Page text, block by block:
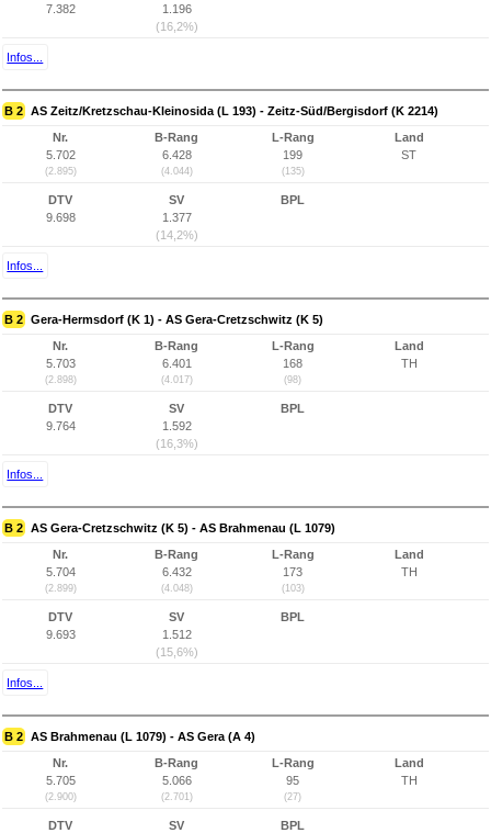
7.382
1.196
(16,2%)
Infos...
B 2 AS Zeitz/Kretzschau-Kleinosida (L 193) - Zeitz-Süd/Bergisdorf (K 2214)
Nr.
5.702
(2.895)
B-Rang
6.428
(4.044)
L-Rang
199
(135)
Land
ST
DTV
9.698
SV
1.377
(14,2%)
BPL
Infos...
B 2 Gera-Hermsdorf (K 1) - AS Gera-Cretzschwitz (K 5)
Nr.
5.703
(2.898)
B-Rang
6.401
(4.017)
L-Rang
168
(98)
Land
TH
DTV
9.764
SV
1.592
(16,3%)
BPL
Infos...
B 2 AS Gera-Cretzschwitz (K 5) - AS Brahmenau (L 1079)
Nr.
5.704
(2.899)
B-Rang
6.432
(4.048)
L-Rang
173
(103)
Land
TH
DTV
9.693
SV
1.512
(15,6%)
BPL
Infos...
B 2 AS Brahmenau (L 1079) - AS Gera (A 4)
Nr.
5.705
(2.900)
B-Rang
5.066
(2.701)
L-Rang
95
(27)
Land
TH
DTV
SV
BPL